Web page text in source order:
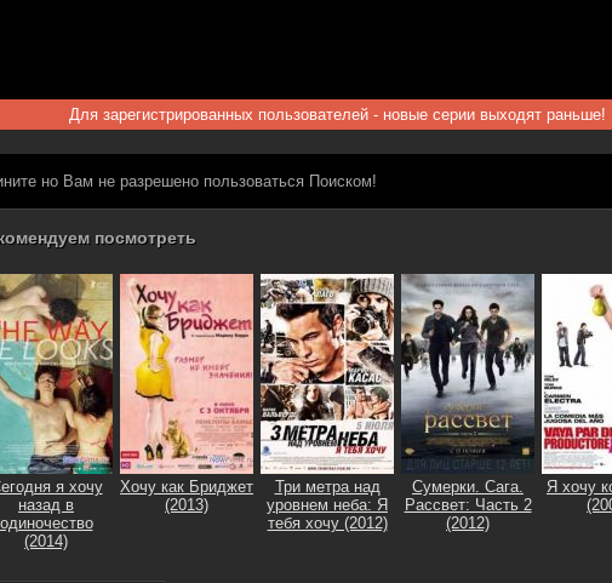
Для зарегистрированных пользователей - новые серии выходят раньше!
но Вам не разрешено пользоваться Поиском!
посмотреть
я хочу
назад в
одиночество
(2014)
Хочу как Бриджет
(2013)
Три метра над
уровнем неба: Я
тебя хочу (2012)
Сумерки. Сага.
Рассвет: Часть 2
(2012)
Я хочу